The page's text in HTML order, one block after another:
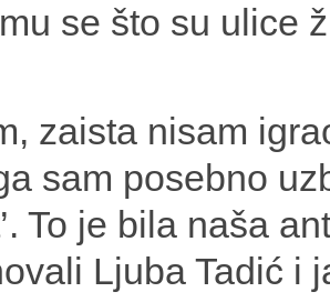
se što su ulice
zaista nisam
sam posebno
To je bila naša
Ljuba Tadić i